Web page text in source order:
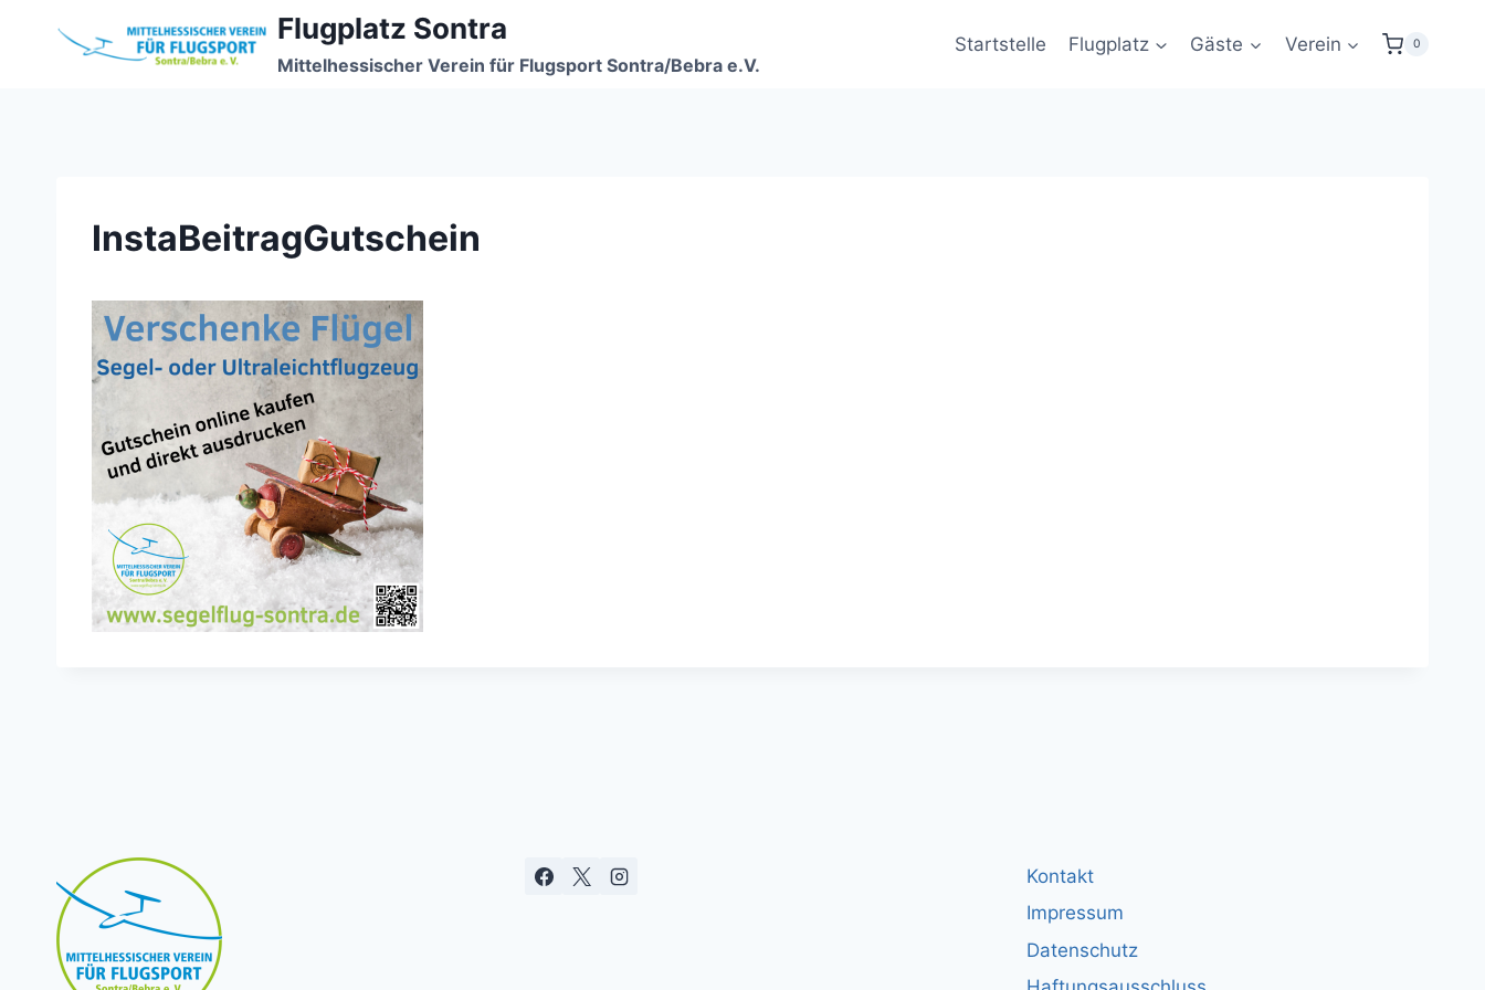
Flugplatz Sontra
Mittelhessischer Verein für Flugsport Sontra/Bebra e.V.
Startstelle Flugplatz Gäste Verein 0
InstaBeitragGutschein
Kontakt
Impressum
Datenschutz